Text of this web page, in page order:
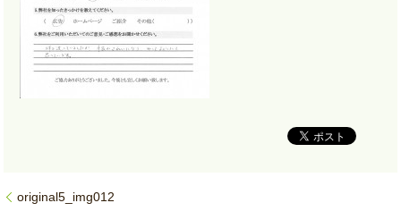
original5_img012